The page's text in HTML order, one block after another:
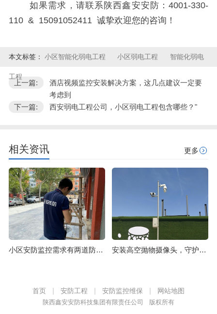
如果需求，请联系陕西鑫安安防：4001-330-
110 & 15091052411 诚挚欢迎您的咨询！
本文标签： 小区智能化弱电工程 小区弱电工程 智能化弱电
工程
上一篇:
酒店视频监控安装解决方案，这几点建议一定要
考虑到
下一篇:
西安弱电工程公司，小区弱电工程包含哪些？"
相关资讯 更多
小区安防监控需求有两道防线必须要注意 安装高空抛物摄像头，守护市民们的“头顶安全”
首页 安防工程 安防监控维保 网站地图
陕西鑫安安防科技集团有限责任公司 版权所有